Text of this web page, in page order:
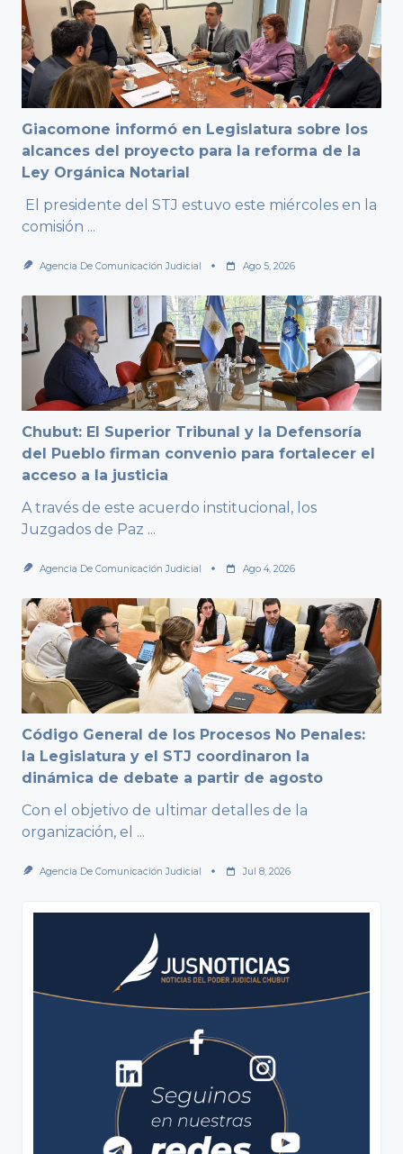
Giacomone informó en Legislatura sobre los
alcances del proyecto para la reforma de la
Ley Orgánica Notarial
El presidente del STJ estuvo este miércoles en la
comisión ...
Agencia De Comunicación Judicial Ago 5, 2026
Chubut: El Superior Tribunal y la Defensoría
del Pueblo firman convenio para fortalecer el
acceso a la justicia
A través de este acuerdo institucional, los
Juzgados de Paz ...
Agencia De Comunicación Judicial Ago 4, 2026
Código General de los Procesos No Penales:
la Legislatura y el STJ coordinaron la
dinámica de debate a partir de agosto
Con el objetivo de ultimar detalles de la
organización, el ...
Agencia De Comunicación Judicial Jul 8, 2026